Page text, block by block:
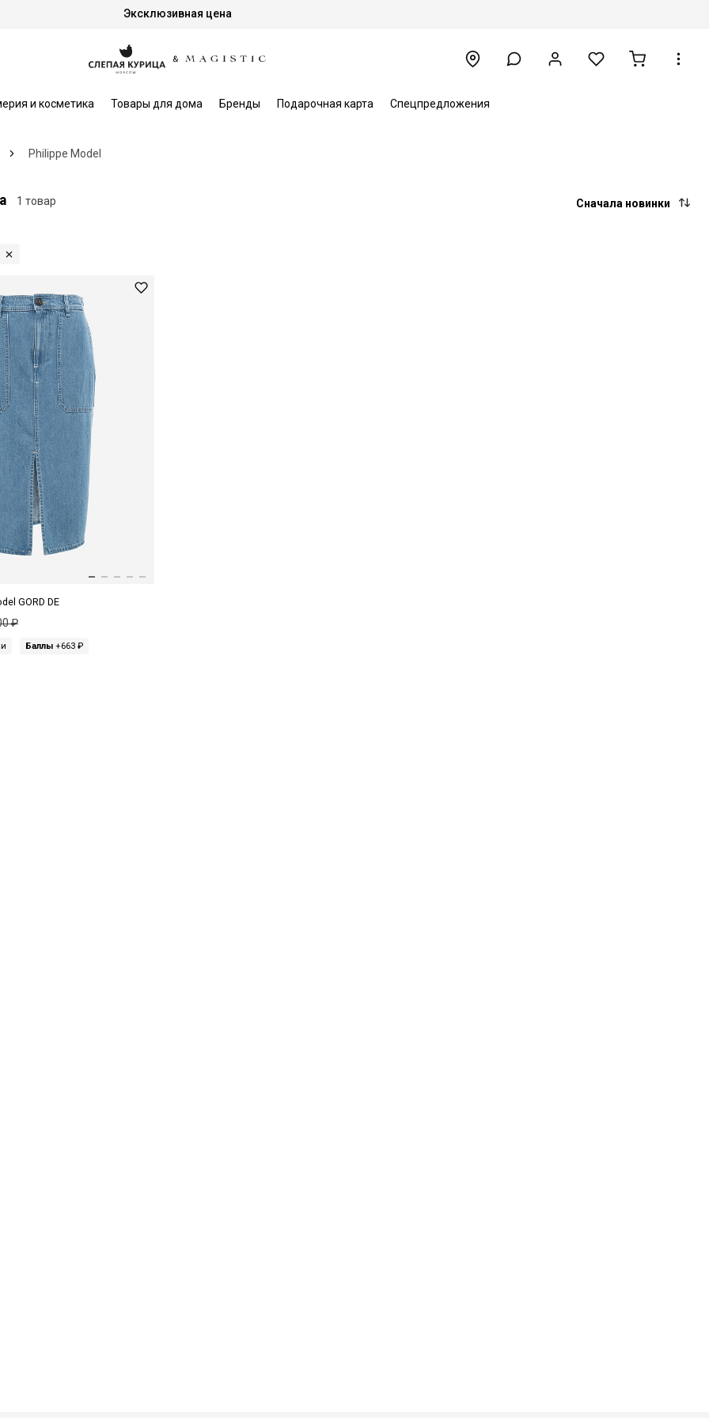
Эксклюзивная цена
и косметика Товары для дома Бренды Подарочная карта Спецпредложения
Philippe Model
1 товар Сначала новинки
GORD DE
₽
Баллы +663 ₽